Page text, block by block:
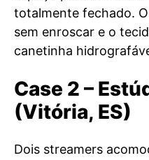
totalmente fechado.
sem enroscar e o
canetinha
Case 2 –
(Vitória, ES)
Dois streamers